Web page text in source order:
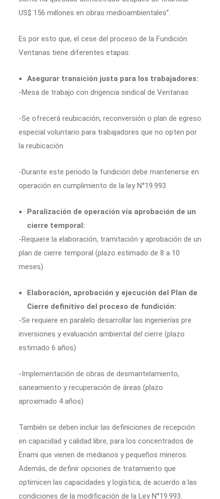
US$ 156 millones en obras medioambientales”.
Es por esto que, el cese del proceso de la Fundición
Ventanas tiene diferentes etapas:
Asegurar transición justa para los trabajadores:
-Mesa de trabajo con drigencia sindical de Ventanas
-Se ofrecerá reubicación, reconversión o plan de egreso
especial voluntario para trabajadores que no opten por
la reubicación
-Durante este periodo la fundición debe mantenerse en
operación en cumplimiento de la ley N°19.993
Paralización de operación vía aprobación de un
cierre temporal:
-Requiere la elaboración, tramitación y aprobación de un
plan de cierre temporal (plazo estimado de 8 a 10
meses)
Elaboración, aprobación y ejecución del Plan de
Cierre definitivo del proceso de fundición:
-Se requiere en paralelo desarrollar las ingenierías pre
inversiones y evaluación ambiental del cierre (plazo
estimado 6 años)
-Implementación de obras de desmantelamiento,
saneamiento y recuperación de áreas (plazo
aproximado 4 años)
También se deben incluir las definiciones de recepción
en capacidad y calidad libre, para los concentrados de
Enami que vienen de medianos y pequeños mineros.
Además, de definir opciones de tratamiento que
optimicen las capacidades y logística, de acuerdo a las
condiciones de la modificación de la Ley N°19.993.